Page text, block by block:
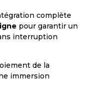
complète
pour garantir un
interruption
de la
immersion